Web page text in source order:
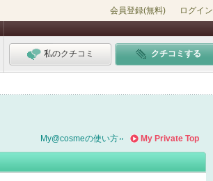
会員登録(無料) ログイン
私のクチコミ クチコミする
My Private Top
My@cosmeの使い方